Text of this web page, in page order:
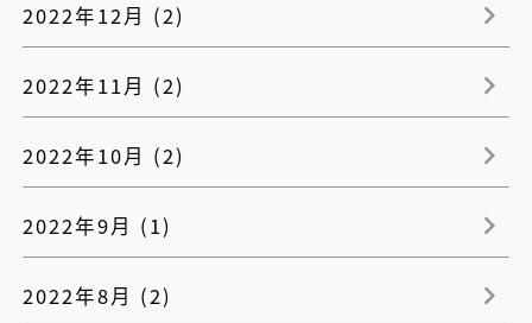
2022年12月 (2)
2022年11月 (2)
2022年10月 (2)
2022年9月 (1)
2022年8月 (2)